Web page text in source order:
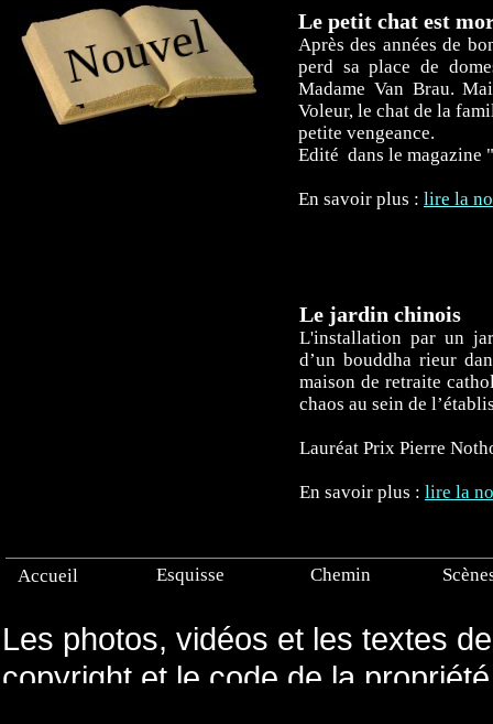
Le jardin chinois
L'installation par un
d’un bouddha rieur
maison de retraite
chaos au sein de
Lauréat Prix Pierre
En savoir plus : lire la
Le petit chat est
Après des années de
perd sa place de
Madame Van Brau.
Voleur, le chat de la
petite vengeance.
Edité dans le magazine
En savoir plus : lire la
N
o
u
v
e
l
l
e
s
Les photos, vidéos et les textes
copyright et le code de la
Accueil Esquisse Chemin